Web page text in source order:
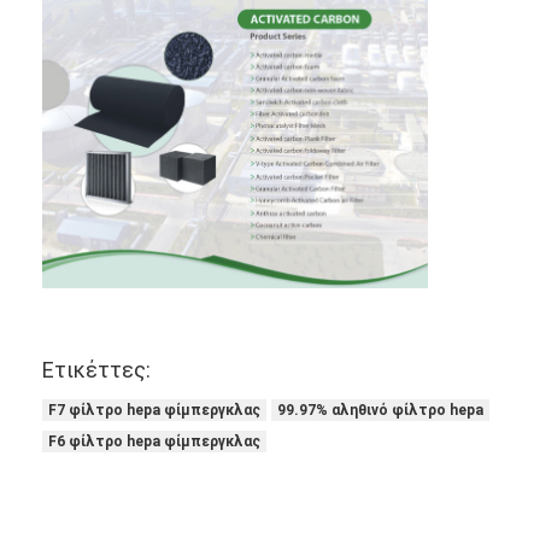
Μιλήστε τώρα.
Φίλτρο αέρα που κατασκευάζει τη μηχανή
Μηχανή κατασκευής φίλτρων αέρα
Φίλτρο τσεπών που κατασκευάζει τη μηχανή
Ημι αυτόματη μηχανή καρφώματος
Οξυγονοκολλητής πλαισίων
Ετικέττες:
F7 φίλτρο hepa φίμπεργκλας
99.97% αληθινό φίλτρο hepa
F6 φίλτρο hepa φίμπεργκλας